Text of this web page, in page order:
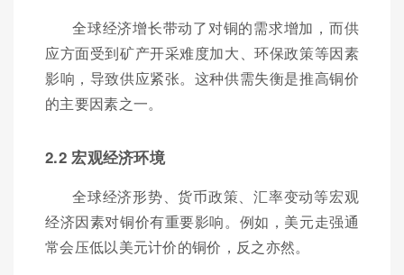
全球经济增长带动了对铜的需求增加，而供
应方面受到矿产开采难度加大、环保政策等因素
影响，导致供应紧张。这种供需失衡是推高铜价
的主要因素之一。
2.2 宏观经济环境
全球经济形势、货币政策、汇率变动等宏观
经济因素对铜价有重要影响。例如，美元走强通
常会压低以美元计价的铜价，反之亦然。